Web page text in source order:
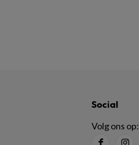
Social
Volg ons op: